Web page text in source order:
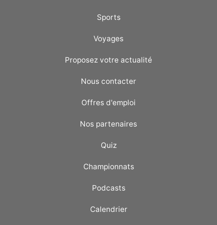
Sports
Voyages
Proposez votre actualité
Nous contacter
Offres d'emploi
Nos partenaires
Quiz
Championnats
Podcasts
Calendrier